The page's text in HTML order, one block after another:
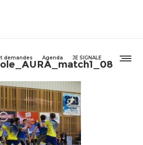
demandes Agenda JE SIGNALE